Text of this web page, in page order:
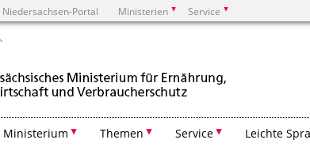
Niedersachsen-Portal Ministerien Service
Ministerium Themen Service Leichte